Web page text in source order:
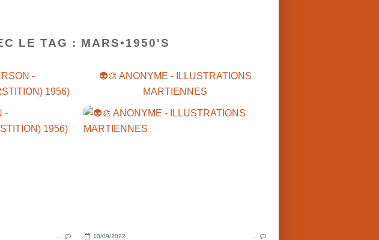
LE TAG : MARS•1950'S
-
1956)
POUL ANDERSON (US)
👽🎨 ANONYME - ILLUSTRATIONS
MARTIENNES
10/09/2022